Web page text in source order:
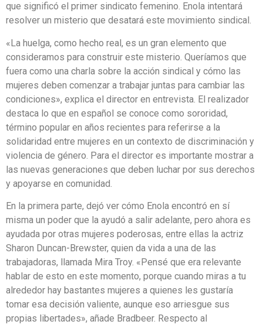
que significó el primer sindicato femenino. Enola intentará
resolver un misterio que desatará este movimiento sindical.
«La huelga, como hecho real, es un gran elemento que
consideramos para construir este misterio. Queríamos que
fuera como una charla sobre la acción sindical y cómo las
mujeres deben comenzar a trabajar juntas para cambiar las
condiciones», explica el director en entrevista. El realizador
destaca lo que en español se conoce como sororidad,
término popular en años recientes para referirse a la
solidaridad entre mujeres en un contexto de discriminación y
violencia de género. Para el director es importante mostrar a
las nuevas generaciones que deben luchar por sus derechos
y apoyarse en comunidad.
En la primera parte, dejó ver cómo Enola encontró en sí
misma un poder que la ayudó a salir adelante, pero ahora es
ayudada por otras mujeres poderosas, entre ellas la actriz
Sharon Duncan-Brewster, quien da vida a una de las
trabajadoras, llamada Mira Troy. «Pensé que era relevante
hablar de esto en este momento, porque cuando miras a tu
alrededor hay bastantes mujeres a quienes les gustaría
tomar esa decisión valiente, aunque eso arriesgue sus
propias libertades», añade Bradbeer. Respecto al